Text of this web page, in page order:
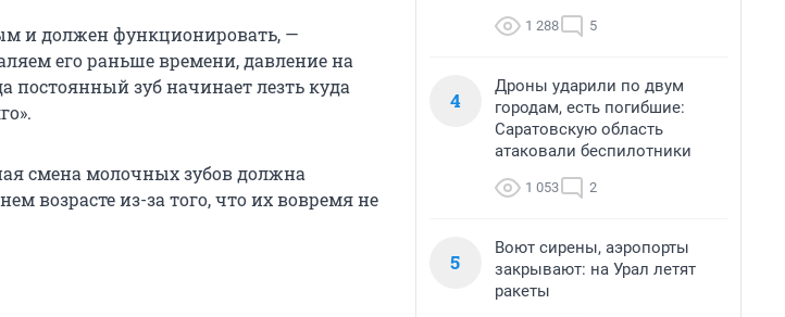
и должен функционировать, —
его раньше времени, давление на
постоянный зуб начинает лезть куда
смена молочных зубов должна
возрасте из-за того, что их вовремя не
1 288 5
4
Дроны ударили по двум
городам, есть погибшие:
Саратовскую область
атаковали беспилотники
1 053 2
5
Воют сирены, аэропорты
закрывают: на Урал летят
ракеты